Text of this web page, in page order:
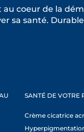
au coeur de la
sa santé.
SANTÉ DE VOTRE
Crème cicatrice